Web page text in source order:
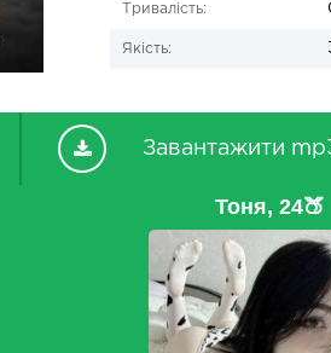
Тривалість:
Якість:
Завантажити
Тоня, 24🍑